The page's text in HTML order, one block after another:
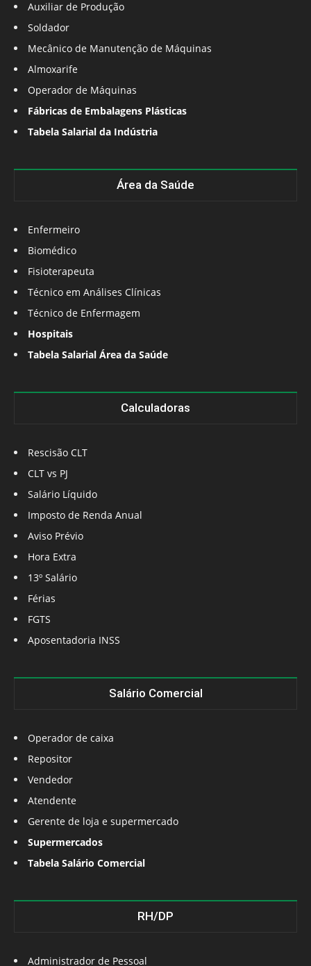
Auxiliar de Produção
Soldador
Mecânico de Manutenção de Máquinas
Almoxarife
Operador de Máquinas
Fábricas de Embalagens Plásticas
Tabela Salarial da Indústria
Área da Saúde
Enfermeiro
Biomédico
Fisioterapeuta
Técnico em Análises Clínicas
Técnico de Enfermagem
Hospitais
Tabela Salarial Área da Saúde
Calculadoras
Rescisão CLT
CLT vs PJ
Salário Líquido
Imposto de Renda Anual
Aviso Prévio
Hora Extra
13º Salário
Férias
FGTS
Aposentadoria INSS
Salário Comercial
Operador de caixa
Repositor
Vendedor
Atendente
Gerente de loja e supermercado
Supermercados
Tabela Salário Comercial
RH/DP
Administrador de Pessoal